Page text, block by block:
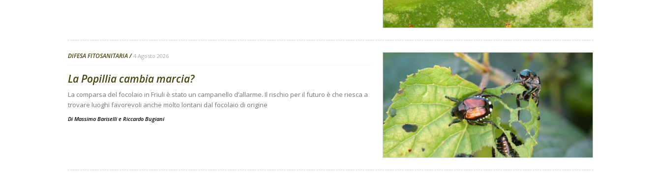
DIFESA FITOSANITARIA 4 Agosto 2026
La Popillia cambia marcia?
La comparsa del focolaio in Friuli è stato un campanello d’allarme. Il rischio per il futuro è che riesca a
trovare luoghi favorevoli anche molto lontani dal focolaio di origine
Di Massimo Bariselli e Riccardo Bugiani